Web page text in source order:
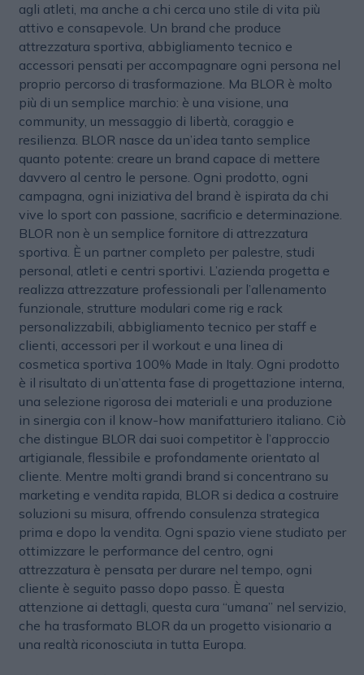
agli atleti, ma anche a chi cerca uno stile di vita più
attivo e consapevole. Un brand che produce
attrezzatura sportiva, abbigliamento tecnico e
accessori pensati per accompagnare ogni persona nel
proprio percorso di trasformazione. Ma BLOR è molto
più di un semplice marchio: è una visione, una
community, un messaggio di libertà, coraggio e
resilienza. BLOR nasce da un’idea tanto semplice
quanto potente: creare un brand capace di mettere
davvero al centro le persone. Ogni prodotto, ogni
campagna, ogni iniziativa del brand è ispirata da chi
vive lo sport con passione, sacrificio e determinazione.
BLOR non è un semplice fornitore di attrezzatura
sportiva. È un partner completo per palestre, studi
personal, atleti e centri sportivi. L’azienda progetta e
realizza attrezzature professionali per l’allenamento
funzionale, strutture modulari come rig e rack
personalizzabili, abbigliamento tecnico per staff e
clienti, accessori per il workout e una linea di
cosmetica sportiva 100% Made in Italy. Ogni prodotto
è il risultato di un’attenta fase di progettazione interna,
una selezione rigorosa dei materiali e una produzione
in sinergia con il know-how manifatturiero italiano. Ciò
che distingue BLOR dai suoi competitor è l’approccio
artigianale, flessibile e profondamente orientato al
cliente. Mentre molti grandi brand si concentrano su
marketing e vendita rapida, BLOR si dedica a costruire
soluzioni su misura, offrendo consulenza strategica
prima e dopo la vendita. Ogni spazio viene studiato per
ottimizzare le performance del centro, ogni
attrezzatura è pensata per durare nel tempo, ogni
cliente è seguito passo dopo passo. È questa
attenzione ai dettagli, questa cura “umana” nel servizio,
che ha trasformato BLOR da un progetto visionario a
una realtà riconosciuta in tutta Europa.